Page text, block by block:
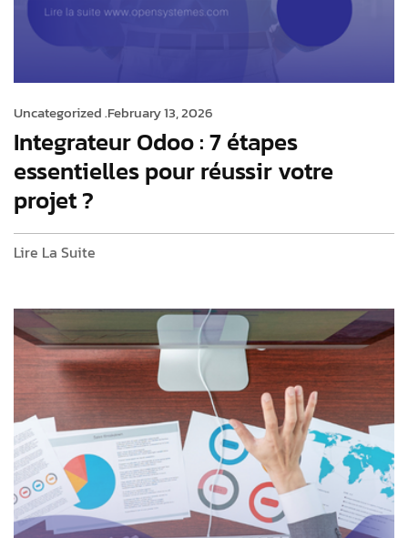
Uncategorized .February 13, 2026
Integrateur Odoo : 7 étapes
essentielles pour réussir votre
projet ?
Lire La Suite